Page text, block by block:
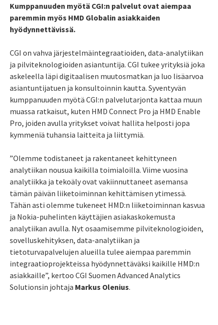
Kumppanuuden myötä CGI:n palvelut ovat aiempaa
paremmin myös HMD Globalin asiakkaiden
hyödynnettävissä.
CGI on vahva järjestelmäintegraatioiden, data-analytiikan
ja pilviteknologioiden asiantuntija. CGI tukee yrityksiä joka
askeleella läpi digitaalisen muutosmatkan ja luo lisäarvoa
asiantuntijatuen ja konsultoinnin kautta. Syventyvän
kumppanuuden myötä CGI:n palvelutarjonta kattaa muun
muassa ratkaisut, kuten HMD Connect Pro ja HMD Enable
Pro, joiden avulla yritykset voivat hallita helposti jopa
kymmeniä tuhansia laitteita ja liittymiä.
”Olemme todistaneet ja rakentaneet kehittyneen
analytiikan nousua kaikilla toimialoilla. Viime vuosina
analytiikka ja tekoäly ovat vakiinnuttaneet asemansa
tämän päivän liiketoiminnan kehittämisen ytimessä.
Tähän asti olemme tukeneet HMD:n liiketoiminnan kasvua
ja Nokia-puhelinten käyttäjien asiakaskokemusta
analytiikan avulla. Nyt osaamisemme pilviteknologioiden,
sovelluskehityksen, data-analytiikan ja
tietoturvapalvelujen alueilla tulee aiempaa paremmin
integraatioprojekteissa hyödynnettäväksi kaikille HMD:n
asiakkaille”, kertoo CGI Suomen Advanced Analytics
Solutionsin johtaja Markus Olenius.